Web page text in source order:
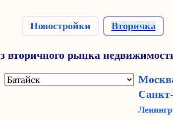
Новостройки Вторичка
вторичного рынка